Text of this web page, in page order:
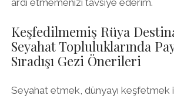
ardı etmemenizi tavsiye ederim.
Keşfedilmemiş Rüya
Seyahat Topluluklarında
Sıradışı Gezi Önerileri
Seyahat etmek, dünyayı keşfetmek